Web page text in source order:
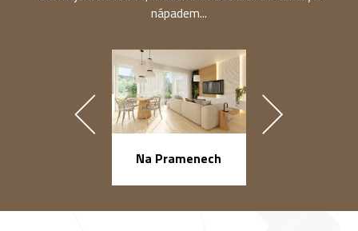
nápadem...
Na Pramenech